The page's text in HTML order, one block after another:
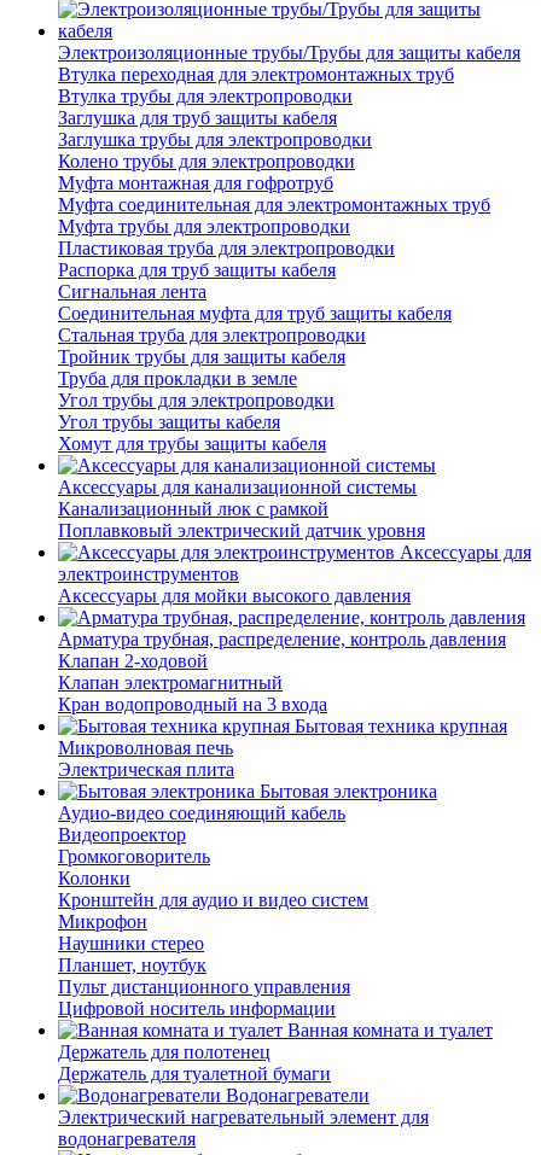
Электроизоляционные трубы/Трубы для защиты кабеля
Втулка переходная для электромонтажных труб
Втулка трубы для электропроводки
Заглушка для труб защиты кабеля
Заглушка трубы для электропроводки
Колено трубы для электропроводки
Муфта монтажная для гофротруб
Муфта соединительная для электромонтажных труб
Муфта трубы для электропроводки
Пластиковая труба для электропроводки
Распорка для труб защиты кабеля
Сигнальная лента
Соединительная муфта для труб защиты кабеля
Стальная труба для электропроводки
Тройник трубы для защиты кабеля
Труба для прокладки в земле
Угол трубы для электропроводки
Угол трубы защиты кабеля
Хомут для трубы защиты кабеля
Аксессуары для канализационной системы
Канализационный люк с рамкой
Поплавковый электрический датчик уровня
Аксессуары для
электроинструментов
Аксессуары для мойки высокого давления
Арматура трубная, распределение, контроль давления
Клапан 2-ходовой
Клапан электромагнитный
Кран водопроводный на 3 входа
Бытовая техника крупная
Микроволновая печь
Электрическая плита
Бытовая электроника
Аудио-видео соединяющий кабель
Видеопроектор
Громкоговоритель
Колонки
Кронштейн для аудио и видео систем
Микрофон
Наушники стерео
Планшет, ноутбук
Пульт дистанционного управления
Цифровой носитель информации
Ванная комната и туалет
Держатель для полотенец
Держатель для туалетной бумаги
Водонагреватели
Электрический нагревательный элемент для
водонагревателя